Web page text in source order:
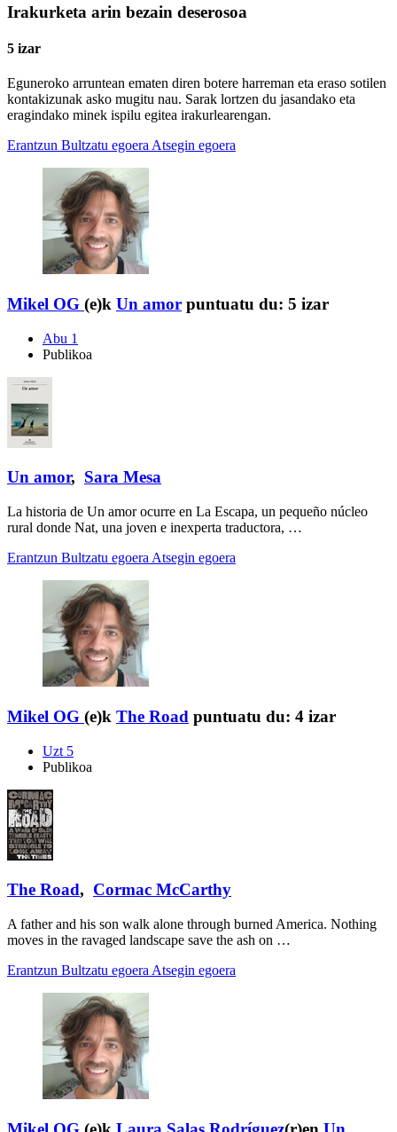
Irakurketa arin bezain deserosoa
5 izar
Eguneroko arruntean ematen diren botere harreman eta eraso sotilen
kontakizunak asko mugitu nau. Sarak lortzen du jasandako eta
eragindako minek ispilu egitea irakurlearengan.
Erantzun Bultzatu egoera Atsegin egoera
Mikel OG (e)k Un amor puntuatu du: 5 izar
Abu 1
Publikoa
Un amor, Sara Mesa
La historia de Un amor ocurre en La Escapa, un pequeño núcleo
rural donde Nat, una joven e inexperta traductora, …
Erantzun Bultzatu egoera Atsegin egoera
Mikel OG (e)k The Road puntuatu du: 4 izar
Uzt 5
Publikoa
The Road, Cormac McCarthy
A father and his son walk alone through burned America. Nothing
moves in the ravaged landscape save the ash on …
Erantzun Bultzatu egoera Atsegin egoera